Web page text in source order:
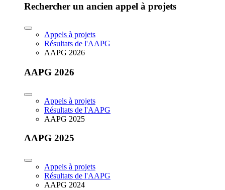
Rechercher un ancien appel à projets
Appels à projets
Résultats de l'AAPG
AAPG 2026
AAPG 2026
Appels à projets
Résultats de l'AAPG
AAPG 2025
AAPG 2025
Appels à projets
Résultats de l'AAPG
AAPG 2024